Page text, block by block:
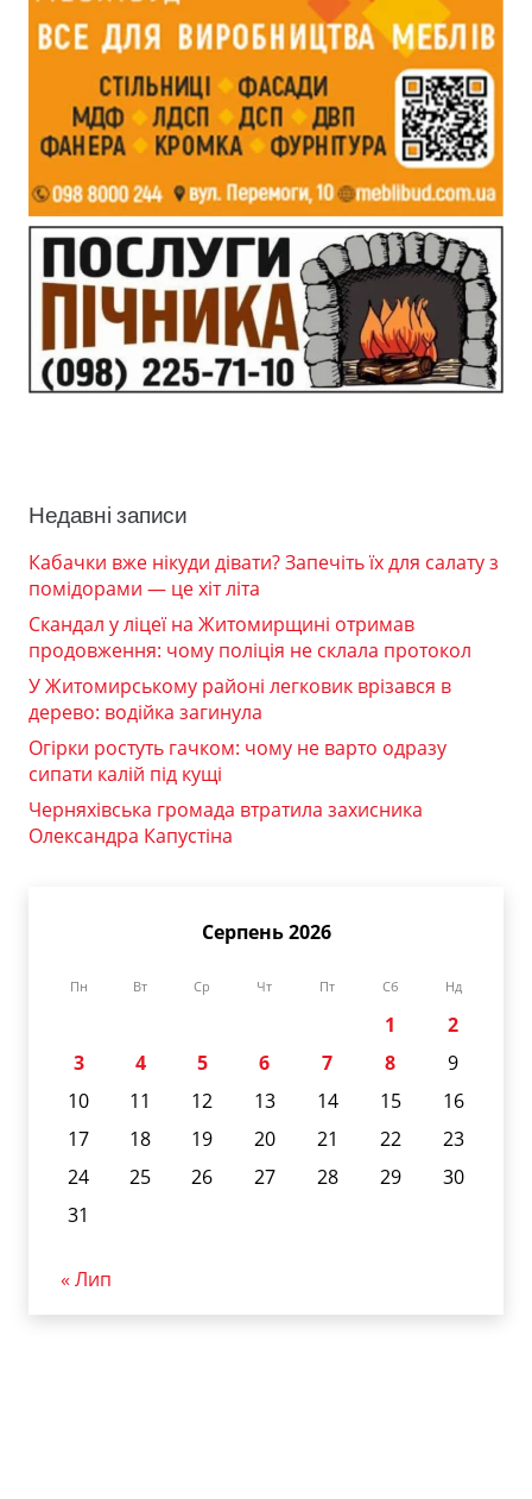
Недавні записи
Кабачки вже нікуди дівати? Запечіть їх для салату з
помідорами — це хіт літа
Скандал у ліцеї на Житомирщині отримав
продовження: чому поліція не склала протокол
У Житомирському районі легковик врізався в
дерево: водійка загинула
Огірки ростуть гачком: чому не варто одразу
сипати калій під кущі
Черняхівська громада втратила захисника
Олександра Капустіна
Серпень 2026
Пн Вт Ср Чт Пт Сб Нд
1
2
3
4 5 6 7 8
9
10
11 12 13 14 15
16
17
18 19 20 21 22
23
24
25 26 27 28 29
30
31
« Лип